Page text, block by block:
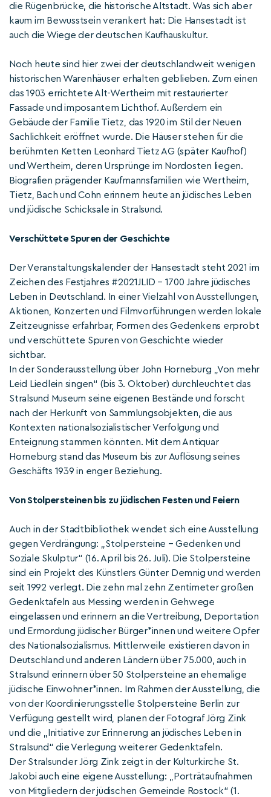
die Rügenbrücke, die historische Altstadt. Was sich aber
kaum im Bewusstsein verankert hat: Die Hansestadt ist
auch die Wiege der deutschen Kaufhauskultur.
Noch heute sind hier zwei der deutschlandweit wenigen
historischen Warenhäuser erhalten geblieben. Zum einen
das 1903 errichtete Alt-Wertheim mit restaurierter
Fassade und imposantem Lichthof. Außerdem ein
Gebäude der Familie Tietz, das 1920 im Stil der Neuen
Sachlichkeit eröffnet wurde. Die Häuser stehen für die
berühmten Ketten Leonhard Tietz AG (später Kaufhof)
und Wertheim, deren Ursprünge im Nordosten liegen.
Biografien prägender Kaufmannsfamilien wie Wertheim,
Tietz, Bach und Cohn erinnern heute an jüdisches Leben
und jüdische Schicksale in Stralsund.
Verschüttete Spuren der Geschichte
Der Veranstaltungskalender der Hansestadt steht 2021 im
Zeichen des Festjahres #2021JLID – 1700 Jahre jüdisches
Leben in Deutschland. In einer Vielzahl von Ausstellungen,
Aktionen, Konzerten und Filmvorführungen werden lokale
Zeitzeugnisse erfahrbar, Formen des Gedenkens erprobt
und verschüttete Spuren von Geschichte wieder
sichtbar.
In der Sonderausstellung über John Horneburg „Von mehr
Leid Liedlein singen“ (bis 3. Oktober) durchleuchtet das
Stralsund Museum seine eigenen Bestände und forscht
nach der Herkunft von Sammlungsobjekten, die aus
Kontexten nationalsozialistischer Verfolgung und
Enteignung stammen könnten. Mit dem Antiquar
Horneburg stand das Museum bis zur Auflösung seines
Geschäfts 1939 in enger Beziehung.
Von Stolpersteinen bis zu jüdischen Festen und Feiern
Auch in der Stadtbibliothek wendet sich eine Ausstellung
gegen Verdrängung: „Stolpersteine – Gedenken und
Soziale Skulptur“ (16. April bis 26. Juli). Die Stolpersteine
sind ein Projekt des Künstlers Günter Demnig und werden
seit 1992 verlegt. Die zehn mal zehn Zentimeter großen
Gedenktafeln aus Messing werden in Gehwege
eingelassen und erinnern an die Vertreibung, Deportation
und Ermordung jüdischer Bürger*innen und weitere Opfer
des Nationalsozialismus. Mittlerweile existieren davon in
Deutschland und anderen Ländern über 75.000, auch in
Stralsund erinnern über 50 Stolpersteine an ehemalige
jüdische Einwohner*innen. Im Rahmen der Ausstellung, die
von der Koordinierungsstelle Stolpersteine Berlin zur
Verfügung gestellt wird, planen der Fotograf Jörg Zink
und die „Initiative zur Erinnerung an jüdisches Leben in
Stralsund“ die Verlegung weiterer Gedenktafeln.
Der Stralsunder Jörg Zink zeigt in der Kulturkirche St.
Jakobi auch eine eigene Ausstellung: „Porträtaufnahmen
von Mitgliedern der jüdischen Gemeinde Rostock“ (1.